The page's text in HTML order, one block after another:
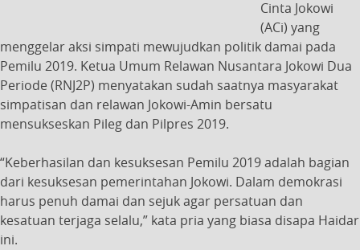
Cinta Jokowi
(ACi) yang
menggelar aksi simpati mewujudkan politik damai pada
Pemilu 2019. Ketua Umum Relawan Nusantara Jokowi Dua
Periode (RNJ2P) menyatakan sudah saatnya masyarakat
simpatisan dan relawan Jokowi-Amin bersatu
mensukseskan Pileg dan Pilpres 2019.
“Keberhasilan dan kesuksesan Pemilu 2019 adalah bagian
dari kesuksesan pemerintahan Jokowi. Dalam demokrasi
harus penuh damai dan sejuk agar persatuan dan
kesatuan terjaga selalu,” kata pria yang biasa disapa Haidar
ini.